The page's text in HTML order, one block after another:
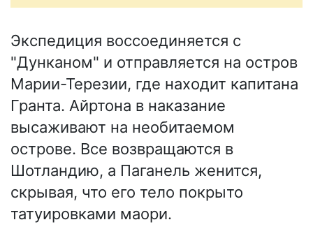
Экспедиция воссоединяется с
"Дунканом" и отправляется на остров
Марии-Терезии, где находит капитана
Гранта. Айртона в наказание
высаживают на необитаемом
острове. Все возвращаются в
Шотландию, а Паганель женится,
скрывая, что его тело покрыто
татуировками маори.